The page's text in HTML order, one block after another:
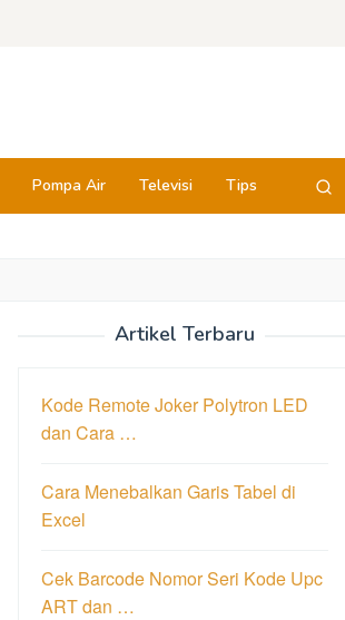
Pompa Air Televisi Tips
Artikel Terbaru
Kode Remote Joker Polytron LED
dan Cara …
Cara Menebalkan Garis Tabel di
Excel
Cek Barcode Nomor Seri Kode Upc
ART dan …